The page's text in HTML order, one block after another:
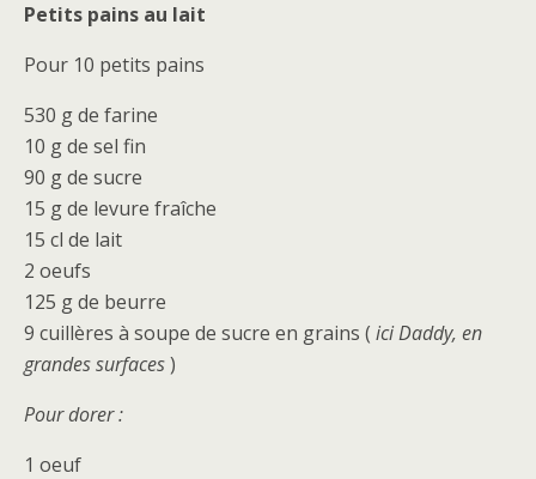
Petits pains au lait
Pour 10 petits pains
530 g de farine
10 g de sel fin
90 g de sucre
15 g de levure fraîche
15 cl de lait
2 oeufs
125 g de beurre
9 cuillères à soupe de sucre en grains ( ici Daddy, en
grandes surfaces)
Pour dorer :
1 oeuf